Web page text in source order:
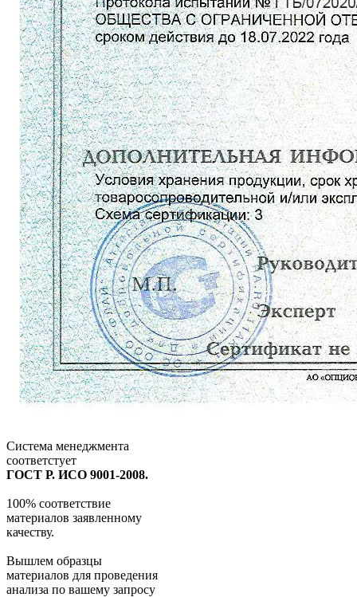
Система менеджмента
соответстует
ГОСТ Р. ИСО 9001-2008.
100% соответствие
материалов заявленному
качеству.
Вышлем образцы
материалов для проведения
анализа по вашему запросу